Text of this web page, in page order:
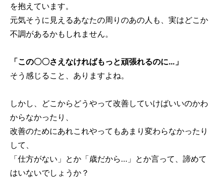
を抱えています。
元気そうに見えるあなたの周りのあの人も、実はどこか
不調があるかもしれません。
「この〇〇さえなければもっと頑張れるのに…」
そう感じること、ありますよね。
しかし、どこからどうやって改善していけばいいのかわ
からなかったり、
改善のためにあれこれやってもあまり変わらなかったり
して、
「仕方がない」とか「歳だから…」とか言って、諦めて
はいないでしょうか？